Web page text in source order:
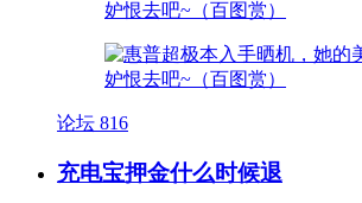
论坛 816
充电宝押金什么时候退